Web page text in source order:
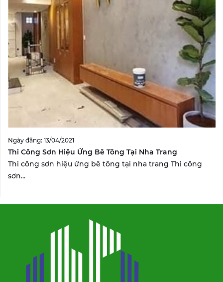
Ngày đăng: 13/04/2021
Thi Công Sơn Hiệu Ứng Bê Tông Tại Nha Trang
Thi công sơn hiệu ứng bê tông tại nha trang Thi công
sơn...